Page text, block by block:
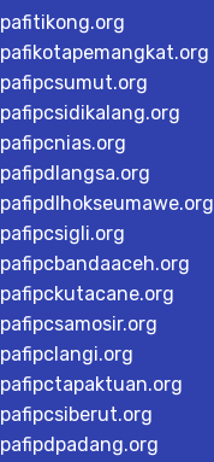
pafitikong.org
pafikotapemangkat.org
pafipcsumut.org
pafipcsidikalang.org
pafipcnias.org
pafipdlangsa.org
pafipdlhokseumawe.org
pafipcsigli.org
pafipcbandaaceh.org
pafipckutacane.org
pafipcsamosir.org
pafipclangi.org
pafipctapaktuan.org
pafipcsiberut.org
pafipdpadang.org